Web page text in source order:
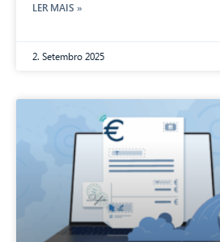
LER MAIS »
2. Setembro 2025